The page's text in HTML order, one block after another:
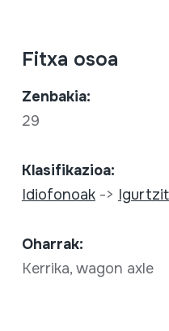
Fitxa osoa
Zenbakia:
29
Klasifikazioa:
Idiofonoak->
Oharrak:
Kerrika, wagon axle